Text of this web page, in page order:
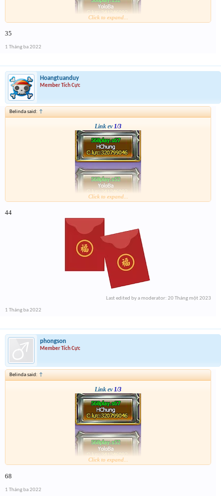
Click to expand...
35
1 Tháng ba 2022
Hoangtuanduy
Member Tích Cực
Belinda said: ↑
Link ev1/3
Click to expand...
44
Last edited by a moderator: 20 Tháng một 2023
1 Tháng ba 2022
phongson
Member Tích Cực
Belinda said: ↑
Link ev1/3
Click to expand...
68
1 Tháng ba 2022